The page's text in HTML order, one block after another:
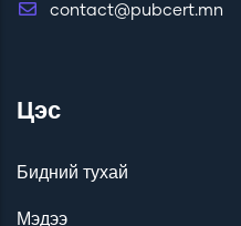
contact@pubcert.mn
Цэс
Бидний тухай
Мэдээ